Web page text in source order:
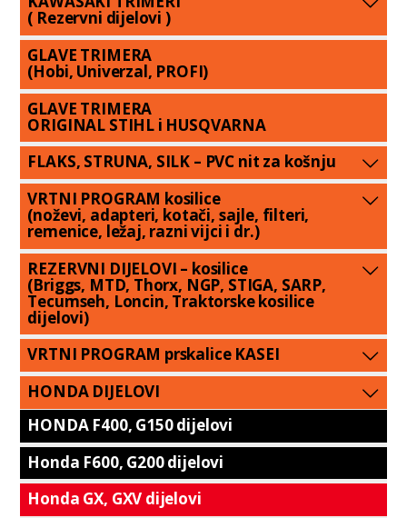
( Rezervni dijelovi )
GLAVE TRIMERA
(Hobi, Univerzal, PROFI)
GLAVE TRIMERA
ORIGINAL STIHL i HUSQVARNA
FLAKS, STRUNA, SILK – PVC nit za košnju
VRTNI PROGRAM kosilice
(noževi, adapteri, kotači, sajle, filteri,
remenice, ležaj, razni vijci i dr.)
REZERVNI DIJELOVI – kosilice
(Briggs, MTD, Thorx, NGP, STIGA, SARP,
Tecumseh, Loncin, Traktorske kosilice
dijelovi)
VRTNI PROGRAM prskalice KASEI
HONDA DIJELOVI
HONDA F400, G150 dijelovi
Honda F600, G200 dijelovi
Honda GX, GXV dijelovi